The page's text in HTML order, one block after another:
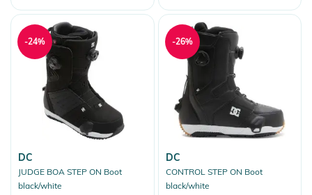
DC
JUDGE BOA STEP ON Boot
black/white
-24%
DC
CONTROL STEP ON Boot
black/white
-26%